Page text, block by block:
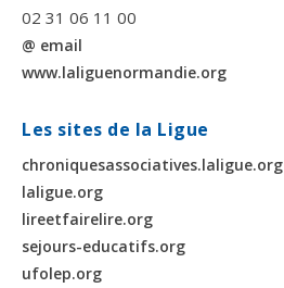
02 31 06 11 00
@ email
www.laliguenormandie.org
Les sites de la Ligue
chroniquesassociatives.laligue.org
laligue.org
lireetfairelire.org
sejours-educatifs.org
ufolep.org